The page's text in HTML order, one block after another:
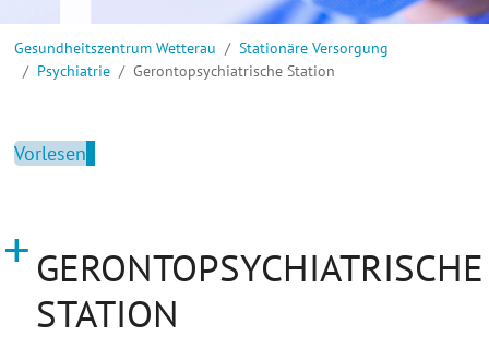
Gesundheitszentrum Wetterau
Stationäre Versorgung
Psychiatrie
Gerontopsychiatrische Station
Vorlesen
GERONTOPSYCHIATRISCHE
STATION